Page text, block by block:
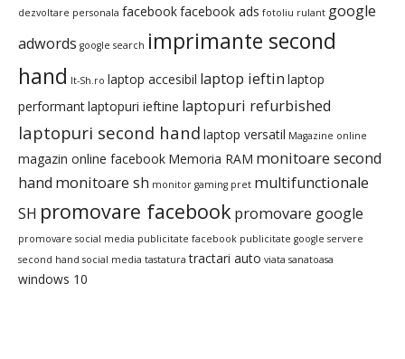
dezvoltare personala facebookfacebook ads fotoliu rulant google
adwords google search imprimante second
hand It-Sh.ro laptop accesibil laptop ieftin laptop
performantlaptopuri ieftine laptopuri refurbished
laptopuri second hand laptop versatil Magazine online
magazin online facebook Memoria RAM monitoare second
hand monitoare sh monitor gaming pret multifunctionale
SH promovare facebookpromovare google
promovare social media publicitate facebook publicitate google servere
second hand social media tastatura tractari auto viata sanatoasa
windows 10